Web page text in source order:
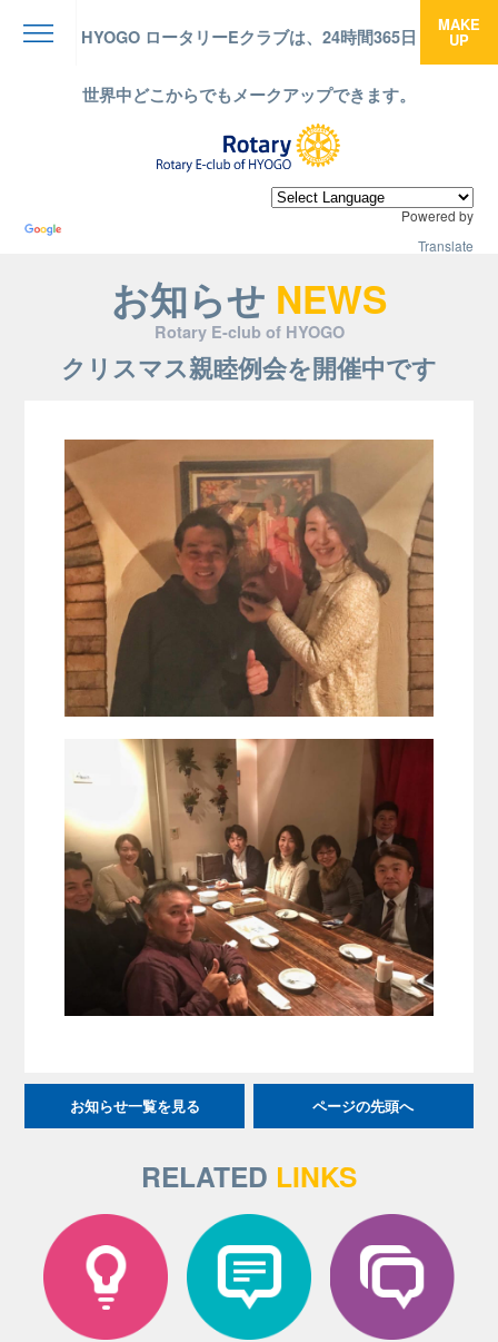
HYOGO ロータリーEクラブは、24時間365日
世界中どこからでもメークアップできます。
MAKE
UP
Powered by
Translate
お知らせ NEWS
Rotary E-club of HYOGO
クリスマス親睦例会を開催中です
お知らせ一覧を見る ページの先頭へ
RELATED LINKS